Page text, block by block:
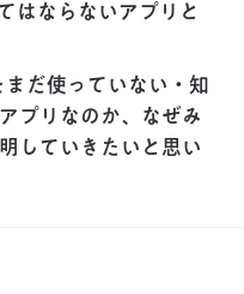
はならないアプリと
だ使っていない・知
プリなのか、なぜみ
していきたいと思い